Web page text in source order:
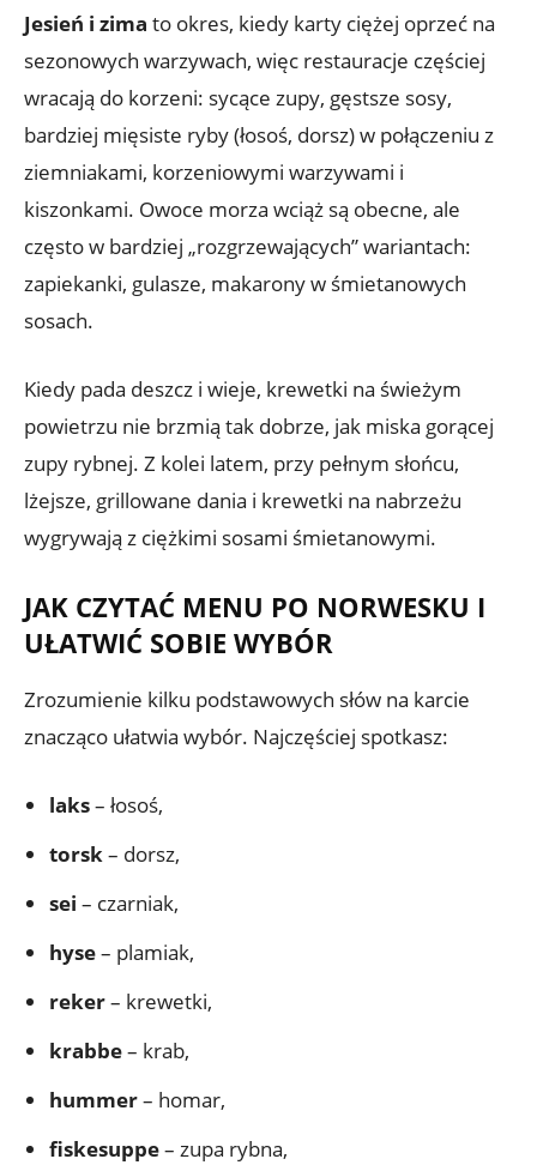
Jesień i zima to okres, kiedy karty ciężej oprzeć na
sezonowych warzywach, więc restauracje częściej
wracają do korzeni: sycące zupy, gęstsze sosy,
bardziej mięsiste ryby (łosoś, dorsz) w połączeniu z
ziemniakami, korzeniowymi warzywami i
kiszonkami. Owoce morza wciąż są obecne, ale
często w bardziej „rozgrzewających” wariantach:
zapiekanki, gulasze, makarony w śmietanowych
sosach.
Kiedy pada deszcz i wieje, krewetki na świeżym
powietrzu nie brzmią tak dobrze, jak miska gorącej
zupy rybnej. Z kolei latem, przy pełnym słońcu,
lżejsze, grillowane dania i krewetki na nabrzeżu
wygrywają z ciężkimi sosami śmietanowymi.
JAK CZYTAĆ MENU PO NORWESKU I
UŁATWIĆ SOBIE WYBÓR
Zrozumienie kilku podstawowych słów na karcie
znacząco ułatwia wybór. Najczęściej spotkasz:
laks– łosoś,
torsk– dorsz,
sei – czarniak,
hyse– plamiak,
reker– krewetki,
krabbe– krab,
hummer– homar,
fiskesuppe– zupa rybna,